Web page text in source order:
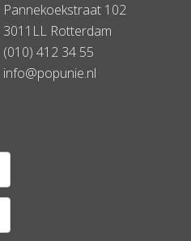
Pannekoekstraat 102
3011LL Rotterdam
(010) 412 34 55
info@popunie.nl